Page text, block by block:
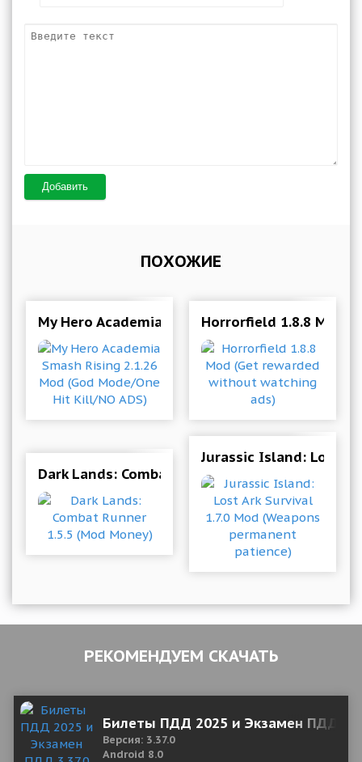
Добавить
ПОХОЖИЕ
My Hero Academia Smash Rising 2.1.26 Mod
Horrorfield 1.8.8 Mod
Dark Lands: Combat Runner 1.5.5 (Mod Money)
Jurassic Island: Lost
РЕКОМЕНДУЕМ СКАЧАТЬ
Билеты ПДД 2025 и Экзамен ПДД
Версия: 3.37.0
Android 8.0